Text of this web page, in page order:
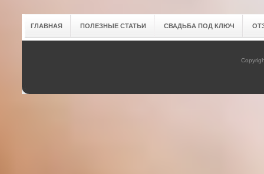
ГЛАВНАЯ ПОЛЕЗНЫЕ СТАТЬИ СВАДЬБА ПОД КЛЮЧ